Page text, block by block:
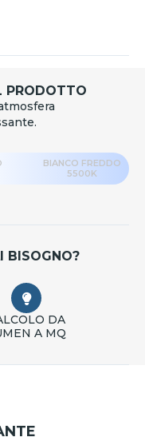
PRODOTTO
BIANCO FREDDO
5500K
BISOGNO?
DA
A MQ